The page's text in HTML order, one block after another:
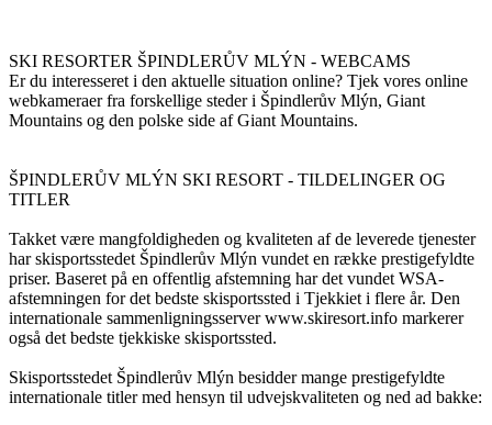
SKI RESORTER ŠPINDLERŮV MLÝN - WEBCAMS
Er du interesseret i den aktuelle situation online? Tjek vores online
webkameraer fra forskellige steder i Špindlerův Mlýn, Giant
Mountains og den polske side af Giant Mountains.
ŠPINDLERŮV MLÝN SKI RESORT - TILDELINGER OG
TITLER
Takket være mangfoldigheden og kvaliteten af ​​de leverede tjenester
har skisportsstedet Špindlerův Mlýn vundet en række prestigefyldte
priser. Baseret på en offentlig afstemning har det vundet WSA-
afstemningen for det bedste skisportssted i Tjekkiet i flere år. Den
internationale sammenligningsserver www.skiresort.info markerer
også det bedste tjekkiske skisportssted.
Skisportsstedet Špindlerův Mlýn besidder mange prestigefyldte
internationale titler med hensyn til udvejskvaliteten og ned ad bakke: